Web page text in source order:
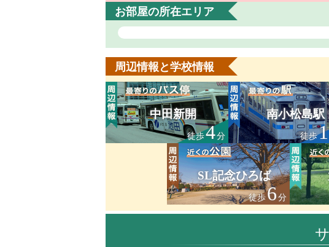
お部屋の所在エリア
周辺情報と学校情報
中田新開
徒歩4分
南小松島駅
徒歩
SL記念ひろば
徒歩6分